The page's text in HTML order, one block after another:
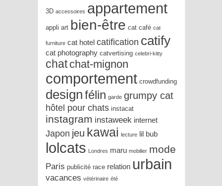
3D accessoires appartement
appli art bien-être cat café cat
furniture cat hotel catification catify
cat photography catvertising celebri-kitty
chat chat-mignon
comportement crowdfunding
designfélin garde grumpy cat
hôtel pour chats instacat
instagram instaweek internet
Japon jeu kawai lecture lil bub
lolcats Londres maru mobilier mode
Paris publicité race relation urbain
vacances vétérinaire été